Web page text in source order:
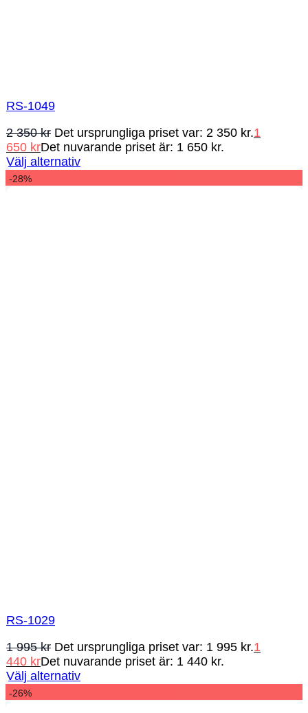
RS-1049
2 350kr Det ursprungliga priset var: 2 350 kr.1
650 krDet nuvarande priset är: 1 650 kr.
Välj alternativ
-28%
RS-1029
1 995kr Det ursprungliga priset var: 1 995 kr.1
440 krDet nuvarande priset är: 1 440 kr.
Välj alternativ
-26%